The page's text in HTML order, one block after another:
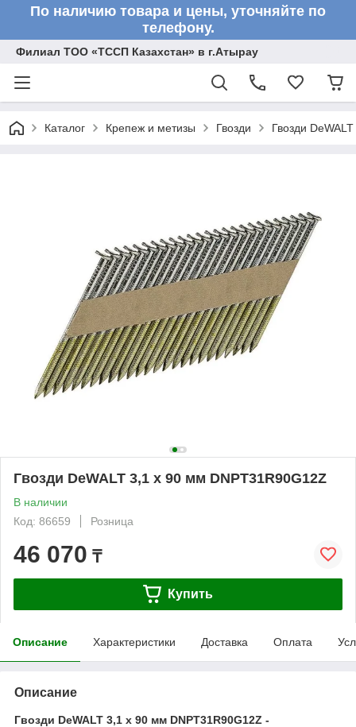
По наличию товара и цены, уточняйте по
телефону.
Филиал ТОО «ТССП Казахстан» в г.Атырау
Каталог Крепеж и метизы Гвозди Гвозди
Гвозди DeWALT 3,1 x 90 мм DNPT31R90G12Z
В наличии
Код: 86659
Розница
46 070 ₸
Купить
Описание Характеристики Доставка Оплата
Описание
Гвозди DeWALT 3,1 x 90 мм DNPT31R90G12Z -